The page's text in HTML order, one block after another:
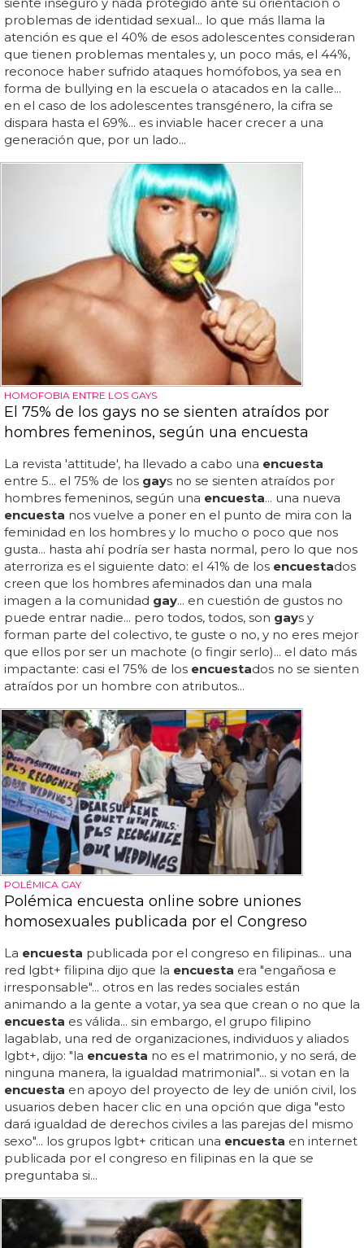
problemas de identidad sexual... lo que más llama la
atención es que el 40% de esos adolescentes consideran
que tienen problemas mentales y, un poco más, el 44%,
reconoce haber sufrido ataques homófobos, ya sea en
forma de bullying en la escuela o atacados en la calle...
en el caso de los adolescentes transgénero, la cifra se
dispara hasta el 69%... es inviable hacer crecer a una
generación que, por un lado...
HOMOFOBIA ENTRE LOS GAYS
El 75% de los gays no se sienten atraídos por
hombres femeninos, según una encuesta
La revista 'attitude', ha llevado a cabo una encuesta
entre 5... el 75% de los gays no se sienten atraídos por
hombres femeninos, según una encuesta... una nueva
encuesta nos vuelve a poner en el punto de mira con la
feminidad en los hombres y lo mucho o poco que nos
gusta... hasta ahí podría ser hasta normal, pero lo que nos
aterroriza es el siguiente dato: el 41% de los encuestados
creen que los hombres afeminados dan una mala
imagen a la comunidad gay... en cuestión de gustos no
puede entrar nadie... pero todos, todos, son gays y
forman parte del colectivo, te guste o no, y no eres mejor
que ellos por ser un machote (o fingir serlo)... el dato más
impactante: casi el 75% de los encuestados no se sienten
atraídos por un hombre con atributos...
POLÉMICA GAY
Polémica encuesta online sobre uniones
homosexuales publicada por el Congreso
La encuesta publicada por el congreso en filipinas... una
red lgbt+ filipina dijo que la encuesta era "engañosa e
irresponsable"... otros en las redes sociales están
animando a la gente a votar, ya sea que crean o no que la
encuesta es válida... sin embargo, el grupo filipino
lagablab, una red de organizaciones, individuos y aliados
lgbt+, dijo: "la encuesta no es el matrimonio, y no será, de
ninguna manera, la igualdad matrimonial"... si votan en la
encuesta en apoyo del proyecto de ley de unión civil, los
usuarios deben hacer clic en una opción que diga "esto
dará igualdad de derechos civiles a las parejas del mismo
sexo"... los grupos lgbt+ critican una encuesta en internet
publicada por el congreso en filipinas en la que se
preguntaba si...